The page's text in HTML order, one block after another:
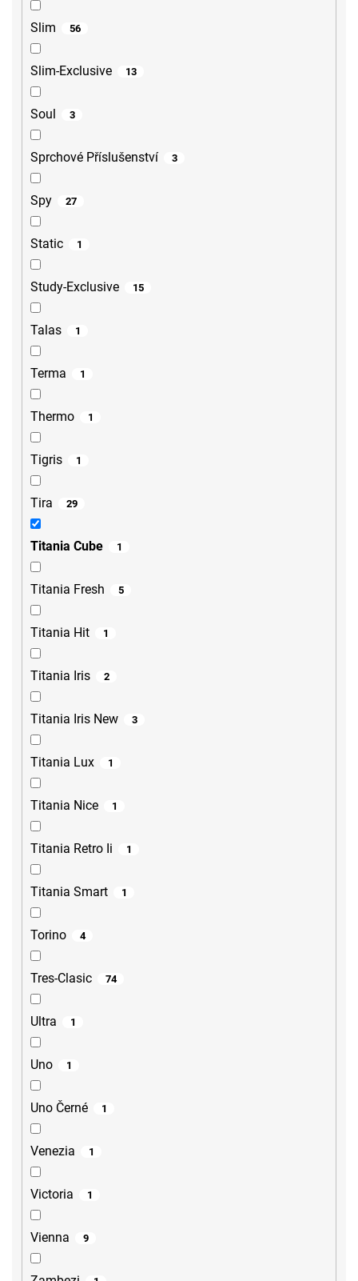
Slim 56
Slim-Exclusive 13
Soul 3
Sprchové Příslušenství 3
Spy 27
Static 1
Study-Exclusive 15
Talas 1
Terma 1
Thermo 1
Tigris 1
Tira 29
Titania Cube 1
Titania Fresh 5
Titania Hit 1
Titania Iris 2
Titania Iris New 3
Titania Lux 1
Titania Nice 1
Titania Retro Ii 1
Titania Smart 1
Torino 4
Tres-Clasic 74
Ultra 1
Uno 1
Uno Černé 1
Venezia 1
Victoria 1
Vienna 9